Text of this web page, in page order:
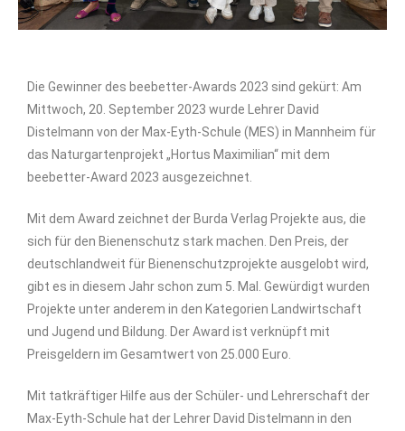
Die Gewinner des beebetter-Awards 2023 sind gekürt: Am
Mittwoch, 20. September 2023 wurde Lehrer David
Distelmann von der Max-Eyth-Schule (MES) in Mannheim für
das Naturgartenprojekt „Hortus Maximilian“ mit dem
beebetter-Award 2023 ausgezeichnet.
Mit dem Award zeichnet der Burda Verlag Projekte aus, die
sich für den Bienenschutz stark machen. Den Preis, der
deutschlandweit für Bienenschutzprojekte ausgelobt wird,
gibt es in diesem Jahr schon zum 5. Mal. Gewürdigt wurden
Projekte unter anderem in den Kategorien Landwirtschaft
und Jugend und Bildung. Der Award ist verknüpft mit
Preisgeldern im Gesamtwert von 25.000 Euro.
Mit tatkräftiger Hilfe aus der Schüler- und Lehrerschaft der
Max-Eyth-Schule hat der Lehrer David Distelmann in den